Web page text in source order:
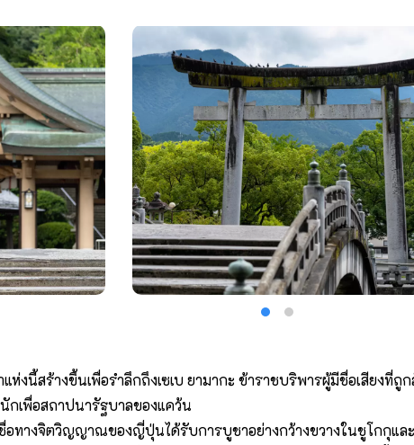
แห่งนี้สร้างขึ้นเพื่อรำลึกถึงเซเบ ยามากะ ข้าราชบริพารผู้มีชื่อเสียงที่
กเพื่อสถาปนารัฐบาลของแคว้น
อทางจิตวิญญาณของญี่ปุ่นได้รับการบูชาอย่างกว้างขวางในชูโกกุและ